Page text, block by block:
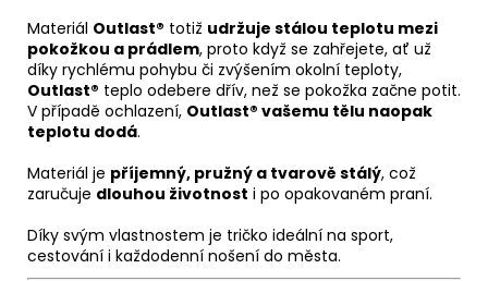
Materiál Outlast® totiž udržuje stálou teplotu mezi
pokožkou a prádlem, proto když se zahřejete, ať už
díky rychlému pohybu či zvýšením okolní teploty,
Outlast® teplo odebere dřív, než se pokožka začne potit.
V případě ochlazení, Outlast® vašemu tělu naopak
teplotu dodá.
Materiál je příjemný, pružný a tvarově stálý, což
zaručuje dlouhou životnost i po opakovaném praní.
Díky svým vlastnostem je tričko ideální na sport,
cestování i každodenní nošení do města.